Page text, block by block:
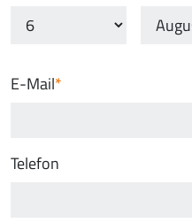
E-Mail
Telefon